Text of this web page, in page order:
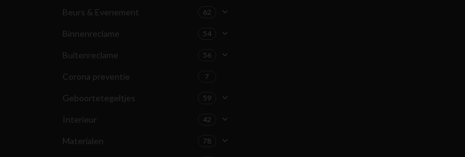
Beurs & Evenement 62
Binnenreclame 54
Buitenreclame 56
Corona preventie 7
Geboortetegeltjes 59
Interieur 42
Materialen 78